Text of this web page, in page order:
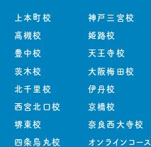
上本町校
高槻校
豊中校
茨木校
北千里校
西宮北口校
堺東校
四条烏丸校
神戸三宮校
姫路校
天王寺校
大阪梅田校
伊丹校
京橋校
奈良西大寺校
オンラインコース